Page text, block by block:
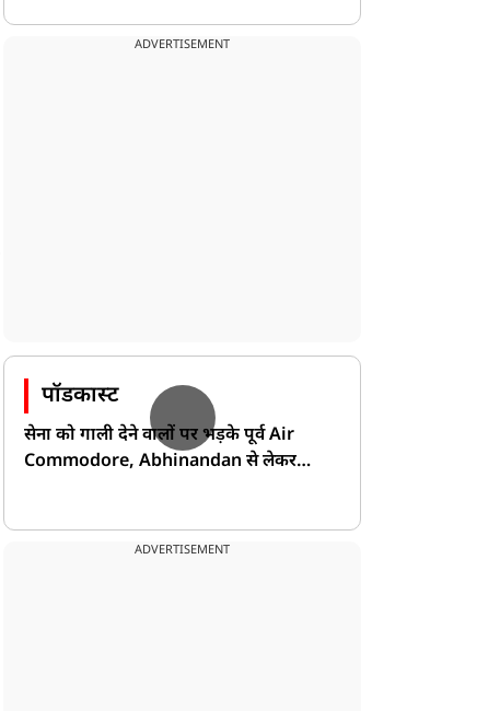
ADVERTISEMENT
पॉडकास्ट
सेना को गाली देने वालों पर भड़के पूर्व Air
Commodore, Abhinandan से लेकर
ADVERTISEMENT